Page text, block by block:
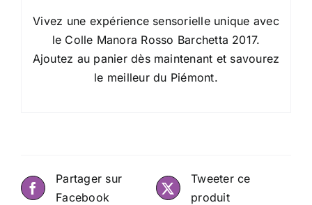
Vivez une expérience sensorielle unique avec
le Colle Manora Rosso Barchetta 2017.
Ajoutez au panier dès maintenant et savourez
le meilleur du Piémont.
Partager sur
Facebook
Tweeter ce
produit